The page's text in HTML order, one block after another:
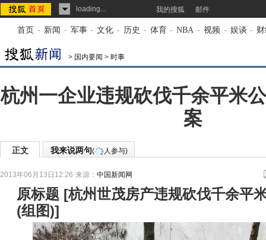
loading... 我的搜狐 邮件
首页 - 新闻 - 军事 - 文化 - 历史 - 体育 - NBA - 视频 - 娱谈 -
> 国内要闻 > 时事
杭州一企业违规砍伐千余平米
案
正文 我来说两句( 人参与)
2013年06月13日12:26 来源： 中国新闻网
原标题 [杭州世茂房产违规砍伐千余平
(组图)]